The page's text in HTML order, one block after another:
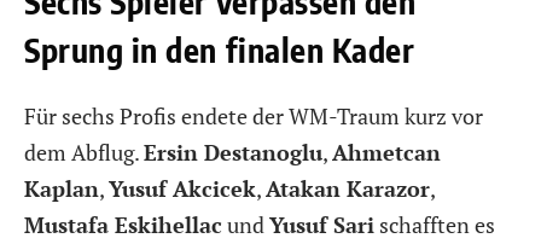
Sprung in den finalen Kader
Für sechs Profis endete der WM-Traum kurz vor
dem Abflug.Ersin Destanoglu,Ahmetcan
Kaplan,Yusuf Akcicek,Atakan Karazor,
Mustafa Eskihellac und Yusuf Sari schafften es